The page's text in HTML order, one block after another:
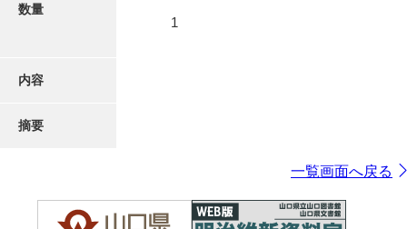
数量
1
内容
摘要
一覧画面へ戻る